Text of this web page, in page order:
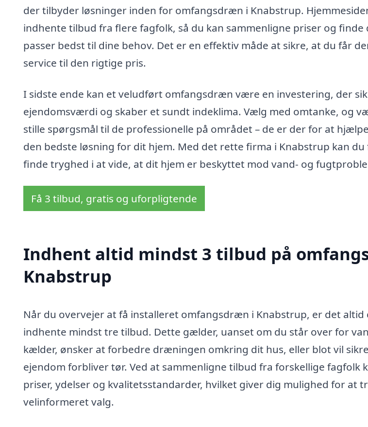
der tilbyder løsninger inden for omfangsdræn i Knabstrup.
indhente tilbud fra flere fagfolk, så du kan sammenligne priser og finde
passer bedst til dine behov. Det er en effektiv måde at sikre, at du får
service til den rigtige pris.
I sidste ende kan et veludført omfangsdræn være en investering, der
ejendomsværdi og skaber et sundt indeklima. Vælg med omtanke, og
stille spørgsmål til de professionelle på området – de er der for at
den bedste løsning for dit hjem. Med det rette firma i Knabstrup kan du
finde tryghed i at vide, at dit hjem er beskyttet mod vand- og
Få 3 tilbud, gratis og uforpligtende
Indhent altid mindst 3 tilbud på
Knabstrup
Når du overvejer at få installeret omfangsdræn i Knabstrup, er det altid
indhente mindst tre tilbud. Dette gælder, uanset om du står over for
kælder, ønsker at forbedre dræningen omkring dit hus, eller blot vil
ejendom forbliver tør. Ved at sammenligne tilbud fra forskellige fagfolk
priser, ydelser og kvalitetsstandarder, hvilket giver dig mulighed for at
velinformeret valg.